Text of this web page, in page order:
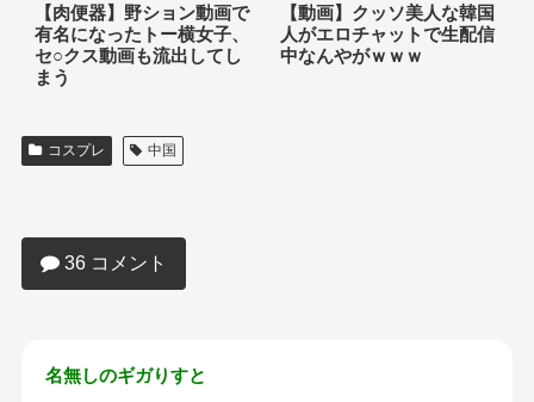
【肉便器】野ション動画で
有名になったトー横女子、
セ○クス動画も流出してし
まう
【動画】クッソ美人な韓国
人がエロチャットで生配信
中なんやがｗｗｗ
コスプレ 中国
ｗｗｗｗｗｗｗｗｗｗｗ
36 コメント
名無しのギガりすと